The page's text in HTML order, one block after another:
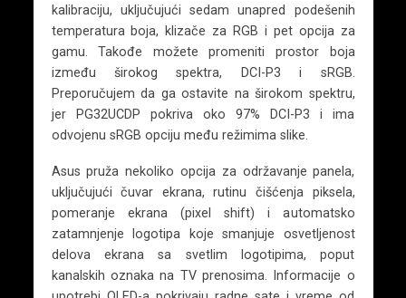
kalibraciju, uključujući sedam unapred podešenih
temperatura boja, klizače za RGB i pet opcija za
gamu. Takođe možete promeniti prostor boja
između širokog spektra, DCI-P3 i sRGB.
Preporučujem da ga ostavite na širokom spektru,
jer PG32UCDP pokriva oko 97% DCI-P3 i ima
odvojenu sRGB opciju među režimima slike.
Asus pruža nekoliko opcija za održavanje panela,
uključujući čuvar ekrana, rutinu čišćenja piksela,
pomeranje ekrana (pixel shift) i automatsko
zatamnjenje logotipa koje smanjuje osvetljenost
delova ekrana sa svetlim logotipima, poput
kanalskih oznaka na TV prenosima. Informacije o